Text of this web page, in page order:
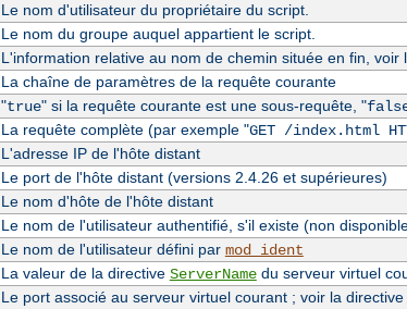
Le nom d'utilisateur du propriétaire du script.
Le nom du groupe auquel appartient le script.
L'information relative au nom de chemin située en fin, voir
La chaîne de paramètres de la requête courante
"true" si la requête courante est une sous-requête, "
La requête complète (par exemple "GET /index.html
L'adresse IP de l'hôte distant
Le port de l'hôte distant (versions 2.4.26 et supérieures)
Le nom d'hôte de l'hôte distant
Le nom de l'utilisateur authentifié, s'il existe (non
Le nom de l'utilisateur défini par mod_ident
La valeur de la directive ServerNamedu serveur virtuel
Le port associé au serveur virtuel courant ; voir la directive